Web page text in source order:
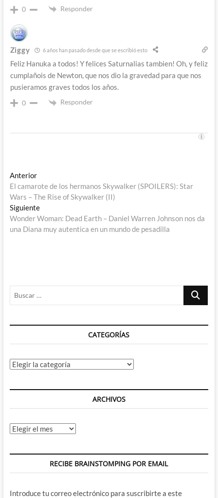
0 Responder
Ziggy 6 años han pasado desde que se escribió esto
Feliz Hanuka a todos! Y felices Saturnalias tambien! Oh, y feliz
cumplañois de Newton, que nos dio la gravedad para que nos
pusieramos graves todos los años.
0 Responder
Navegación
de
entradas
AnteriorEntrada
anterior:
El camarote de los hermanos Skywalker (SPOILERS): Star
Wars – The Rise of Skywalker (II)
SiguienteEntrada
siguiente:
Wonder Woman: Dead Earth – Daniel Warren Johnson nos da
una Diana muy autentica en un mundo de pesadilla
Buscar
CATEGORÍAS
Categorías
ARCHIVOS
Archivos
RECIBE BRAINSTOMPING POR EMAIL
Introduce tu correo electrónico para suscribirte a este